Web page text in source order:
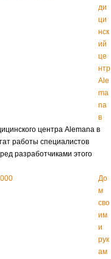
ди
ци
нск
ий
це
нтр
Ale
ma
na
в
центра Alemana в
работы специалистов
разработчиками этого
До
м
сво
им
и
рук
ам